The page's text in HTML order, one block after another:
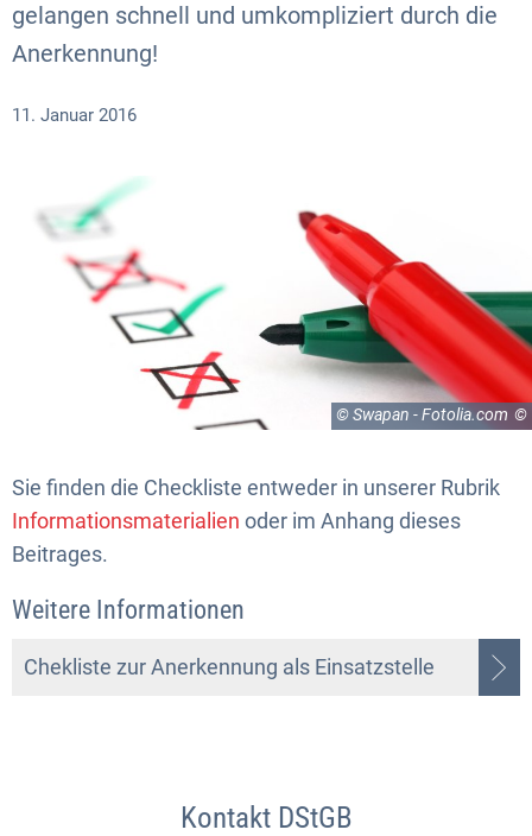
gelangen schnell und umkompliziert durch die
Anerkennung!
11. Januar 2016
© Swapan - Fotolia.com
Sie finden die Checkliste entweder in unserer Rubrik
Informationsmaterialien oder im Anhang dieses
Beitrages.
Weitere Informationen
Chekliste zur Anerkennung als Einsatzstelle
Kontakt DStGB